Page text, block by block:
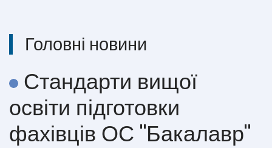
Головні новини
Стандарти вищої
освіти підготовки
фахівців ОС "Бакалавр"